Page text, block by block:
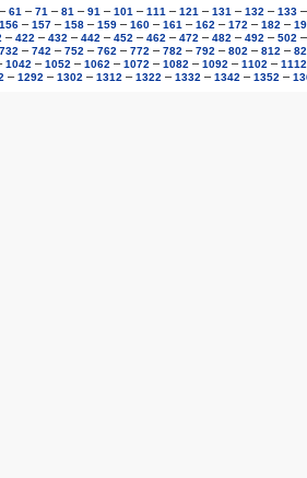
– 61 – 71 – 81 – 91 – 101 – 111 – 121 – 131 – 132 – 133
156 – 157 – 158 – 159 – 160 – 161 – 162 – 172 – 182 –
– 422 – 432 – 442 – 452 – 462 – 472 – 482 – 492 – 502
732 – 742 – 752 – 762 – 772 – 782 – 792 – 802 – 812 –
1042 – 1052 – 1062 – 1072 – 1082 – 1092 – 1102 – 1112
– 1292 – 1302 – 1312 – 1322 – 1332 – 1342 – 1352 –